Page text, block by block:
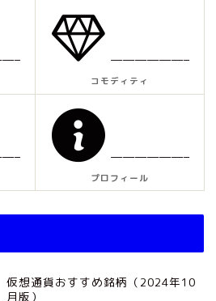
——————–
コモディティ
——————–
プロフィール
仮想通貨おすすめ銘柄（2024年10
月版）